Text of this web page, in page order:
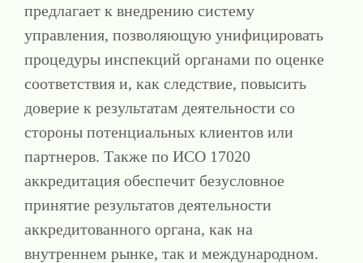
предлагает к внедрению систему
управления, позволяющую унифицировать
процедуры инспекций органами по оценке
соответствия и, как следствие, повысить
доверие к результатам деятельности со
стороны потенциальных клиентов или
партнеров. Также по ИСО 17020
аккредитация обеспечит безусловное
принятие результатов деятельности
аккредитованного органа, как на
внутреннем рынке, так и международном.